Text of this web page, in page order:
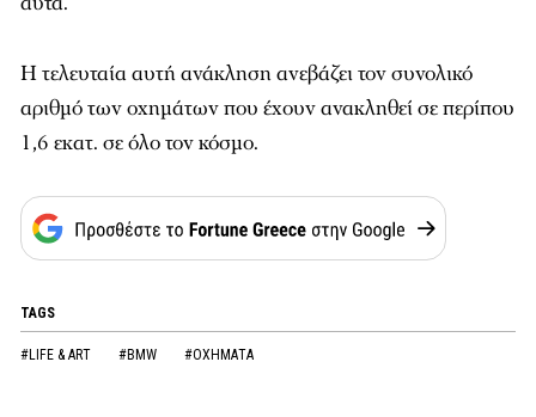
Η τελευταία αυτή ανάκληση ανεβάζει τον συνολικό
αριθμό των οχημάτων που έχουν ανακληθεί σε περίπου
1,6 εκατ. σε όλο τον κόσμο.
TAGS
#LIFE & ART #BMW #ΟΧΗΜΑΤΑ